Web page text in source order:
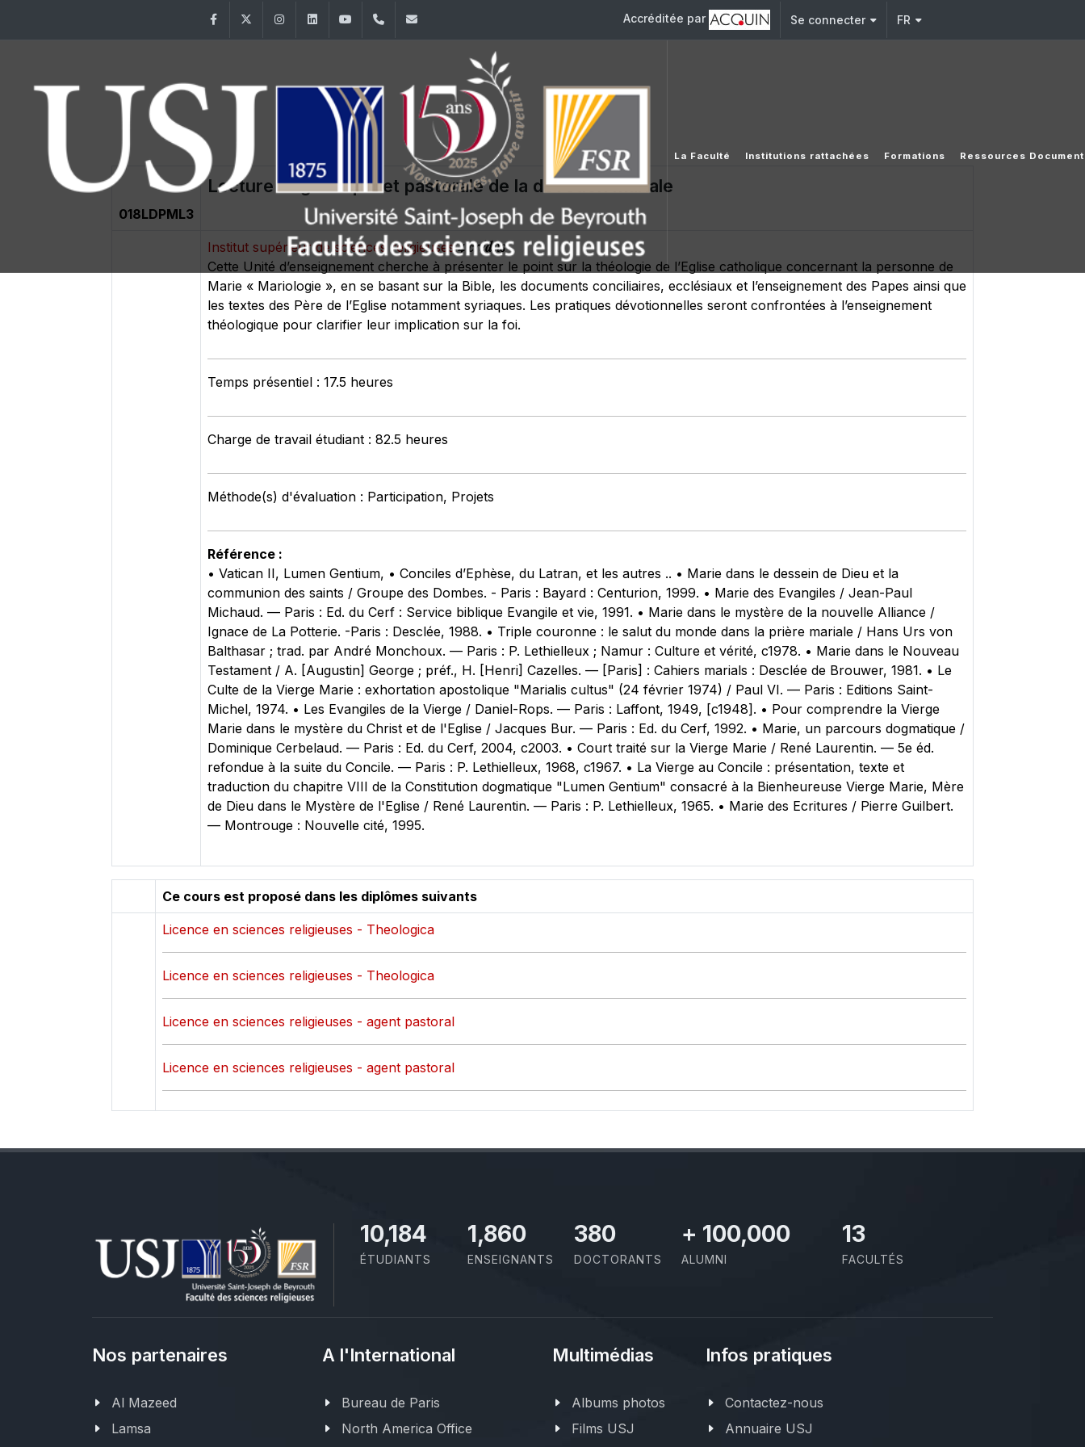
FacebookTwitter InstagramLinkedInYouTube+961 (1) 421 586 Accréditée par Se connecter FR
La Faculté Institutions rattachées Formations Ressources
018LDPML3
Lecture dogmatique et pastorale de la dévotion mariale
Institut supérieur de sciences religieuses4 crédits
Cette Unité d’enseignement cherche à présenter le point sur la théologie de l’Eglise catholique concernant la personne de
Marie « Mariologie », en se basant sur la Bible, les documents conciliaires, ecclésiaux et l’enseignement des Papes ainsi que
les textes des Père de l’Eglise notamment syriaques. Les pratiques dévotionnelles seront confrontées à l’enseignement
théologique pour clarifier leur implication sur la foi.
Temps présentiel : 17.5 heures
Charge de travail étudiant : 82.5 heures
Méthode(s) d'évaluation : Participation, Projets
Référence :
• Vatican II, Lumen Gentium, • Conciles d’Ephèse, du Latran, et les autres .. • Marie dans le dessein de Dieu et la
communion des saints / Groupe des Dombes. - ‎Paris : Bayard : Centurion‎, 1999. • Marie des Evangiles / Jean-Paul
Michaud. — ‎Paris : Ed. du Cerf : Service biblique Evangile et vie‎, 1991. • Marie dans le mystère de la nouvelle Alliance /
Ignace de La Potterie. -‎Paris : Desclée‎, 1988. • Triple couronne : le salut du monde dans la prière mariale / Hans Urs von
Balthasar ; trad. par André Monchoux. — ‎Paris : P. Lethielleux ; Namur : Culture et vérité‎, c1978. • Marie dans le Nouveau
Testament / A. [Augustin] George ; préf., H. [Henri] Cazelles. — ‎[Paris] : Cahiers marials : Desclée de Brouwer‎, 1981. • Le
Culte de la Vierge Marie : exhortation apostolique "Marialis cultus" (24 février 1974) / Paul VI. — ‎Paris : Editions Saint-
Michel‎, 1974. • Les Evangiles de la Vierge / Daniel-Rops. — ‎Paris : Laffont‎, 1949, [c1948]. • Pour comprendre la Vierge
Marie dans le mystère du Christ et de l'Eglise / Jacques Bur. — ‎Paris : Ed. du Cerf‎, 1992. • Marie, un parcours dogmatique /
Dominique Cerbelaud. — ‎Paris : Ed. du Cerf‎, 2004, c2003. • Court traité sur la Vierge Marie / René Laurentin. — 5e éd.
refondue à la suite du Concile. — ‎Paris : P. Lethielleux‎, 1968, c1967. • La Vierge au Concile : présentation, texte et
traduction du chapitre VIII de la Constitution dogmatique "Lumen Gentium" consacré à la Bienheureuse Vierge Marie, Mère
de Dieu dans le Mystère de l'Eglise / René Laurentin. — ‎Paris : P. Lethielleux‎, 1965. • Marie des Ecritures / Pierre Guilbert.
— ‎Montrouge : Nouvelle cité‎, 1995.
Ce cours est proposé dans les diplômes suivants
Licence en sciences religieuses - Theologica
Licence en sciences religieuses - Theologica
Licence en sciences religieuses - agent pastoral
Licence en sciences religieuses - agent pastoral
11,727
ÉTUDIANTS
2,142
ENSEIGNANTS
437
DOCTORANTS
+ 100,000
ALUMNI
13
FACULTÉS
Nos partenaires
Al Mazeed
Lamsa
A l'International
Bureau de Paris
North America Office
Multimédias
Albums photos
Films USJ
Infos pratiques
Contactez-nous
Annuaire USJ